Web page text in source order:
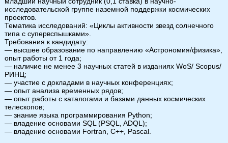
исследовательской группе наземной поддержки космических
проектов.
Тематика исследований: «Циклы активности звезд солнечного
типа с супервспышками».
Требования к кандидату:
— высшее образование по направлению «Астрономия/физика»,
опыт работы от 1 года;
— наличие не менее 3 научных статей в изданиях WoS/ Scopus/
РИНЦ;
— участие с докладами в научных конференциях;
— опыт анализа временных рядов;
— опыт работы с каталогами и базами данных космических
телескопов;
— знание языка программирования Python;
— владение основами SQL (PSQL, ADQL);
— владение основами Fortran, C++, Pascal.